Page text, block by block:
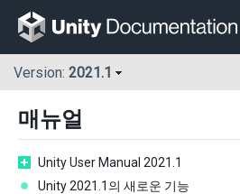
Version: 2021.1
매뉴얼
Unity User Manual 2021.1
Unity 2021.1의 새로운 기능